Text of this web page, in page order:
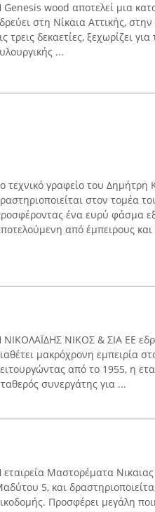
Genesis wood αποτελεί μια
στη Νίκαια Αττικής,
τρεις δεκαετίες, ξεχωρίζει
...
τεχνικό γραφείο του Δημήτρη
στον τομέα
ένα ευρύ φάσμα
από έμπειρους και
ΝΙΚΟΛΑΪΔΗΣ ΝΙΚΟΣ & ΣΙΑ ΕΕ
μακρόχρονη εμπειρία
από το 1955, η
συνεργάτης για ...
εταιρεία Μαστορέματα
5, και
Προσφέρει μεγάλη